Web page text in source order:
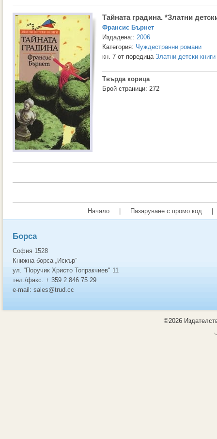
Тайната градина. *Златни
Франсис Бърнет
Издадена:: 2006
Категория: Чуждестранни романи
кн. 7 от поредица Златни детски книги
Твърда корица
Брой страници: 272
Начало Пазаруване с промо код
Борса
София 1528
Книжна борса „Искър”
ул. “Поручик Христо Топракчиев" 11
тел./факс: + 359 2 846 75 29
e-mail: sales@trud.cc
©2026